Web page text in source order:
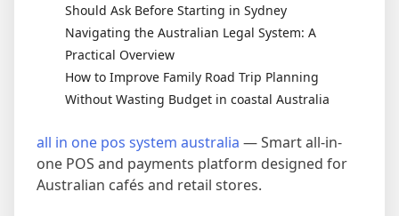
Should Ask Before Starting in Sydney
Navigating the Australian Legal System: A
Practical Overview
How to Improve Family Road Trip Planning
Without Wasting Budget in coastal Australia
all in one pos system australia — Smart all-in-
one POS and payments platform designed for
Australian cafés and retail stores.